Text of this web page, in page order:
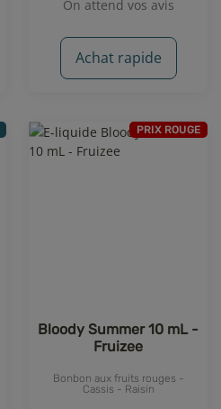
On attend vos avis
Achat rapide
PRIX ROUGE
Bloody Summer 10 mL -
Fruizee
Bonbon aux fruits rouges -
Cassis - Raisin